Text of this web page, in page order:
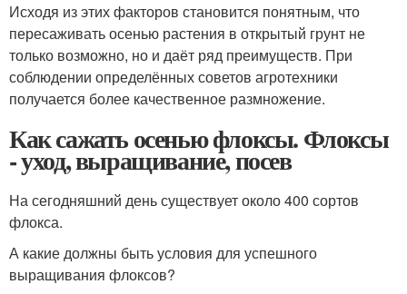
Исходя из этих факторов становится понятным, что
пересаживать осенью растения в открытый грунт не
только возможно, но и даёт ряд преимуществ. При
соблюдении определённых советов агротехники
получается более качественное размножение.
Как сажать осенью флоксы. Флоксы
- уход, выращивание, посев
На сегодняшний день существует около 400 сортов
флокса.
А какие должны быть условия для успешного
выращивания флоксов?